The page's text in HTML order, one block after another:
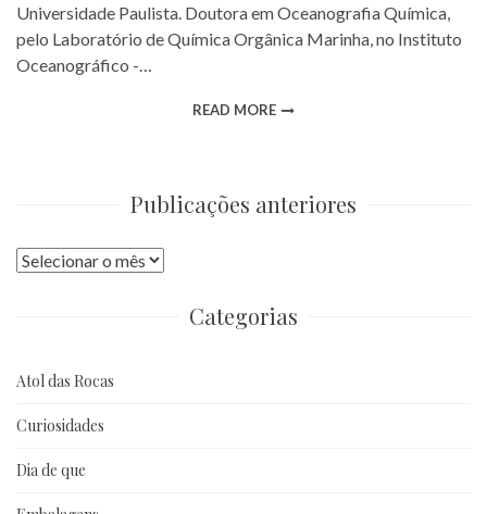
Universidade Paulista. Doutora em Oceanografia Química,
pelo Laboratório de Química Orgânica Marinha, no Instituto
Oceanográfico -…
READ MORE
Publicações anteriores
Publicações
Categorias
Atol das Rocas
Curiosidades
Dia de que